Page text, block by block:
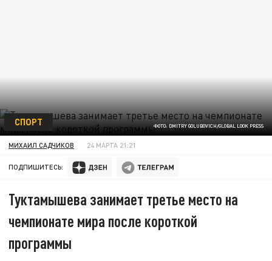
ФОТО: DMITRY GOLUBOVICH/GLOBAL LOOK PRESS
СПОРТ
МИХАИЛ САДЧИКОВ 24 МАРТА 21:21
ПОДПИШИТЕСЬ:
Туктамышева занимает третье место на
чемпионате мира после короткой
программы